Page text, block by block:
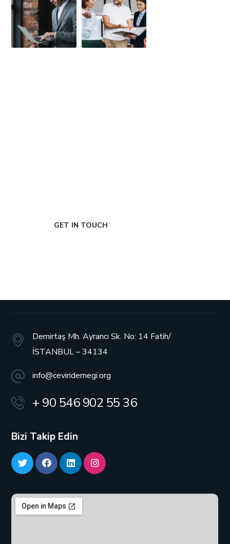
GET IN TOUCH
Demirtaş Mh. Ayrancı Sk. No: 14 Fatih/
İSTANBUL – 34134
info@ceviridernegi.org
+ 90 546 902 55 36
Bizi Takip Edin